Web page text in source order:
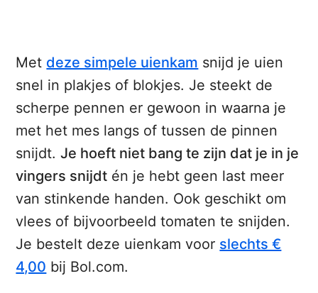
Met deze simpele uienkam snijd je uien
snel in plakjes of blokjes. Je steekt de
scherpe pennen er gewoon in waarna je
met het mes langs of tussen de pinnen
snijdt.Je hoeft niet bang te zijn dat je in je
vingers snijdt én je hebt geen last meer
van stinkende handen. Ook geschikt om
vlees of bijvoorbeeld tomaten te snijden.
Je bestelt deze uienkam voor slechts €
4,00 bij Bol.com.